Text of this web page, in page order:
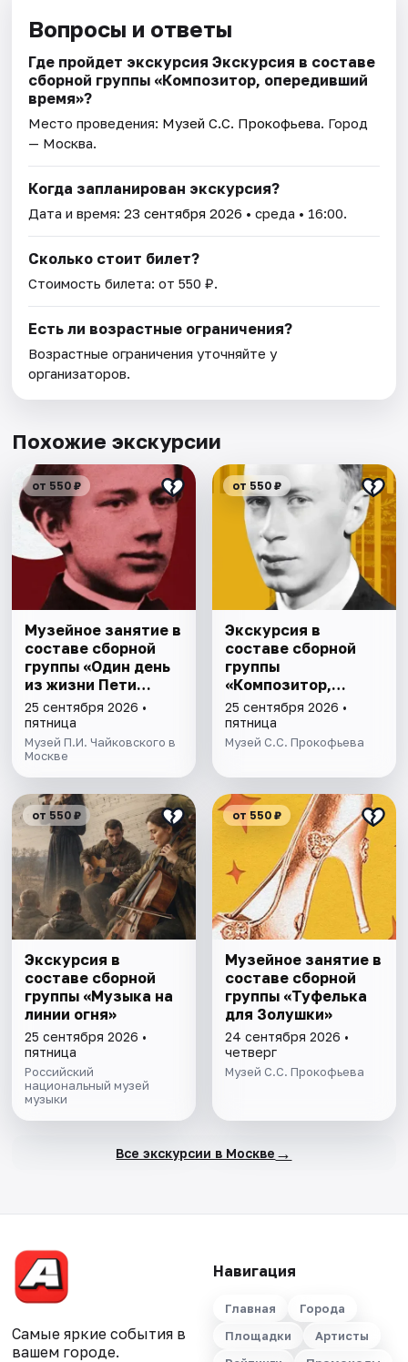
Вопросы и ответы
Где пройдет экскурсия Экскурсия в составе
сборной группы «Композитор, опередивший
время»?
Место проведения: Музей С.С. Прокофьева. Город
— Москва.
Когда запланирован экскурсия?
Дата и время:23 сентября 2026 • среда • 16:00.
Сколько стоит билет?
Стоимость билета: от 550 ₽.
Есть ли возрастные ограничения?
Возрастные ограничения уточняйте у
организаторов.
Похожие экскурсии
от 550 ₽
Музейное занятие в
составе сборной
группы «Один день
из жизни Пети
Чайковскогo»
25 сентября 2026 •
пятница
Музей П.И. Чайковского в
Москве
от 550 ₽
Экскурсия в
составе сборной
группы
«Композитор,
опередивший
время»
25 сентября 2026 •
пятница
Музей С.С. Прокофьева
от 550 ₽
Экскурсия в
составе сборной
группы «Музыка на
линии огня»
25 сентября 2026 •
пятница
Российский
национальный музей
музыки
от 550 ₽
Музейное занятие в
составе сборной
группы «Туфелька
для Золушки»
24 сентября 2026 •
четверг
Музей С.С. Прокофьева
Все экскурсии в Москве →
Самые яркие события в
вашем городе.
Навигация
Главная
Города
Площадки
Артисты